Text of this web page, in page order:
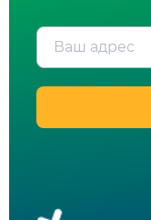
Ваш адрес